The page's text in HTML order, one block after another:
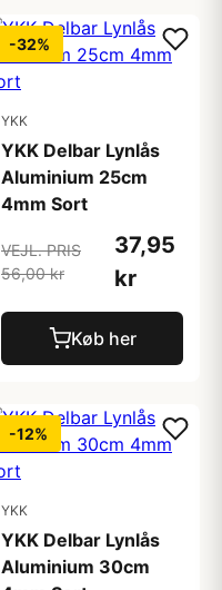
-32%
YKK
YKK Delbar Lynlås
Aluminium 25cm
4mm Sort
VEJL. PRIS
56,00 kr
37,95
kr
Køb her
-12%
YKK
YKK Delbar Lynlås
Aluminium 30cm